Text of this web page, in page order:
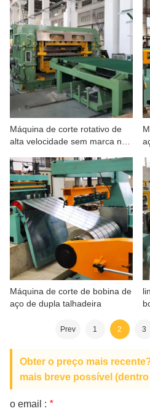
Máquina de corte rotativo de
alta velocidade sem marca no
Máquina de corte de bobina de
aço de dupla talhadeira
Prev 1 2 3
Obter o preço mais
mais breve possível
o email : *